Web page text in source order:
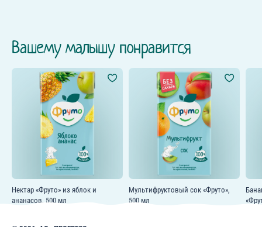
Вашему малышу понравится
Нектар «Фруто» из яблок и
ананасов, 500 мл
Мультифруктовый сок «Фруто»,
500 мл